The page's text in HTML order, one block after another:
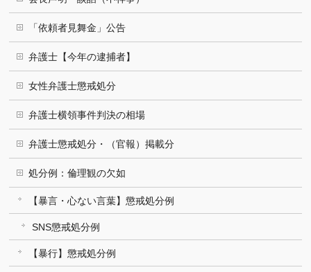
「依頼者見舞金」公告
弁護士【今年の逮捕者】
女性弁護士懲戒処分
弁護士横領事件判決の相場
弁護士懲戒処分・（官報）掲載分
処分例：倫理観の欠如
【暴言・心ない言葉】懲戒処分例
SNS懲戒処分例
【暴行】懲戒処分例